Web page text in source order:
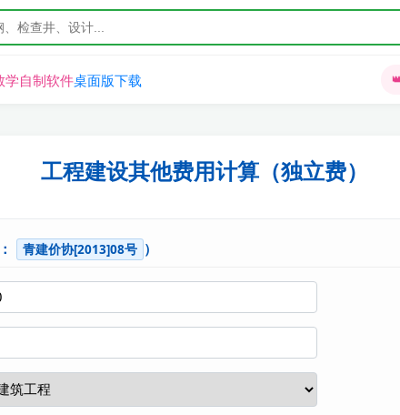
学自制软件桌面版下载
工程建设其他费用计算（独立费）
青建价协[2013]08号 ）